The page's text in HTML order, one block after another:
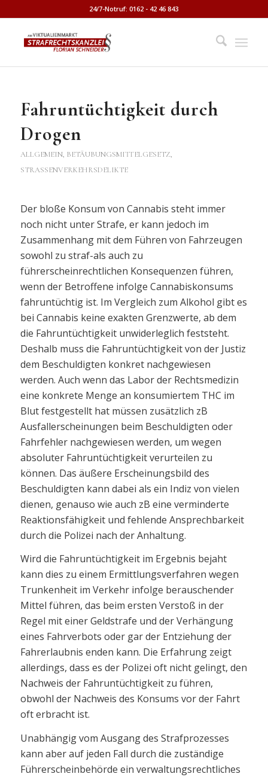
24/7-Notruf: 0162 - 42 46 843
Fahruntüchtigkeit durch
Drogen
ALLGEMEIN, BETÄUBUNGSMITTELGESETZ,
STRASSENVERKEHRSDELIKTE
Der bloße Konsum von Cannabis steht immer
noch nicht unter Strafe, er kann jedoch im
Zusammenhang mit dem Führen von Fahrzeugen
sowohl zu straf-als auch zu
führerscheinrechtlichen Konsequenzen führen,
wenn der Betroffene infolge Cannabiskonsums
fahruntüchtig ist. Im Vergleich zum Alkohol gibt es
bei Cannabis keine exakten Grenzwerte, ab dem
die Fahruntüchtigkeit unwiderleglich feststeht.
Deshalb muss die Fahruntüchtigkeit von der Justiz
dem Beschuldigten konkret nachgewiesen
werden. Auch wenn das Labor der Rechtsmedizin
eine konkrete Menge an konsumiertem THC im
Blut festgestellt hat müssen zusätzlich zB
Ausfallerscheinungen beim Beschuldigten oder
Fahrfehler nachgewiesen werden, um wegen
absoluter Fahruntüchtigkeit verurteilen zu
können. Das äußere Erscheinungsbild des
Beschuldigten kann dabei als ein Indiz von vielen
dienen, genauso wie auch zB eine verminderte
Reaktionsfähigkeit und fehlende Ansprechbarkeit
durch die Polizei nach der Anhaltung.
Wird die Fahruntüchtigkeit im Ergebnis bejaht
kann dies zu einem Ermittlungsverfahren wegen
Trunkenheit im Verkehr infolge berauschender
Mittel führen, das beim ersten Verstoß in der
Regel mit einer Geldstrafe und der Verhängung
eines Fahrverbots oder gar der Entziehung der
Fahrerlaubnis enden kann. Die Erfahrung zeigt
allerdings, dass es der Polizei oft nicht gelingt, den
Nachweis der Fahruntüchtigkeit zu führen,
obwohl der Nachweis des Konsums vor der Fahrt
oft erbracht ist.
Unabhängig vom Ausgang des Strafprozesses
kann aber auf jeden Fall durch die zuständige
Führerscheinbehörde ein verwaltungsrechtliches